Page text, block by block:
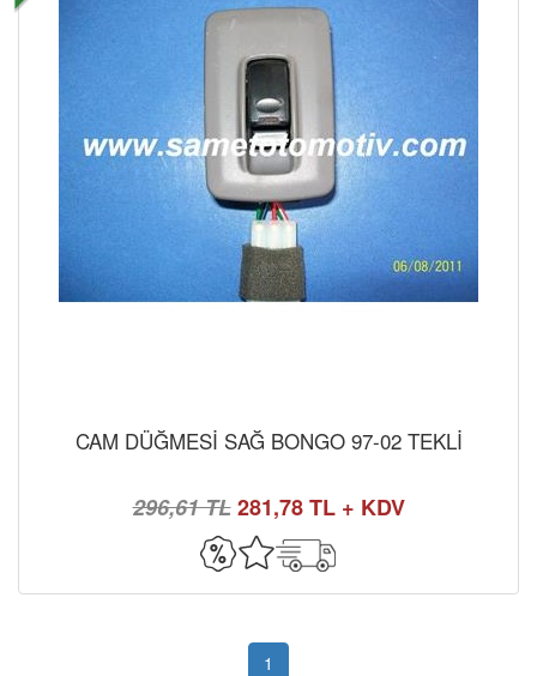
CAM DÜĞMESİ SAĞ BONGO 97-02 TEKLİ
296,61 TL281,78 TL + KDV
1